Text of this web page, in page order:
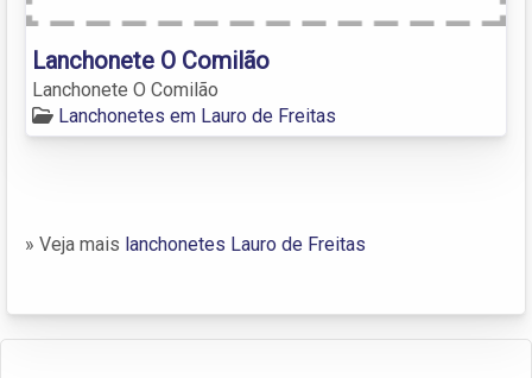
Lanchonete O Comilão
Lanchonete O Comilão
Lanchonetes em Lauro de Freitas
» Veja mais lanchonetes Lauro de Freitas